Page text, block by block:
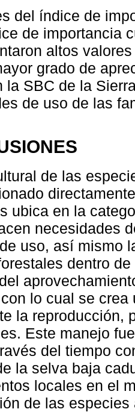
del índice de
de importancia
altos
grado de
la SBC de la
de uso de las
de las
ubica en la
necesidades
uso, así mismo
dentro
lo cual se
la reproducción,
Este manejo
del tiempo
la selva baja
locales en el
de las especies